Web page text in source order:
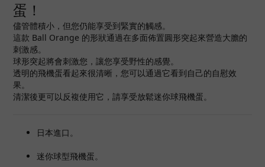
蛋！
儘管體積小，但您仍能享受到緊實的觸感。
這款 Ball Orange 的形狀通過在多面佈置圓形突起來營造大膽的
刺激感。
球形突起將會刺激您，讓您享受野性的感覺。
透明的飛機蛋看起來很清晰，您可以通過它看到自己的自慰效
果。
清潔後更可以反複使用它，請享受放鬆迷你球飛機蛋。
日本進口。
迷你球型飛機蛋。